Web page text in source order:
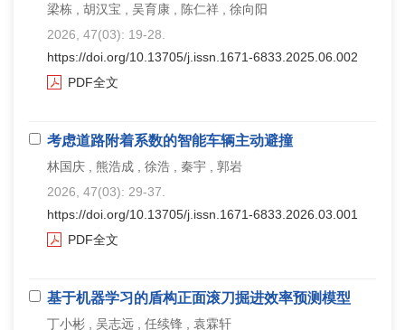
梁栋 , 胡汉宝 , 吴育康 , 陈仁祥 , 徐向阳
2026, 47(03): 19-28.
https://doi.org/10.13705/j.issn.1671-6833.2025.06.002
PDF全文
考虑道路附着系数的智能车辆主动避撞
林国庆 , 熊浩成 , 徐浩 , 秦宇 , 郭岩
2026, 47(03): 29-37.
https://doi.org/10.13705/j.issn.1671-6833.2026.03.001
PDF全文
基于机器学习的盾构正面滚刀掘进效率预测模型
丁小彬 , 吴志远 , 任续锋 , 袁霖轩